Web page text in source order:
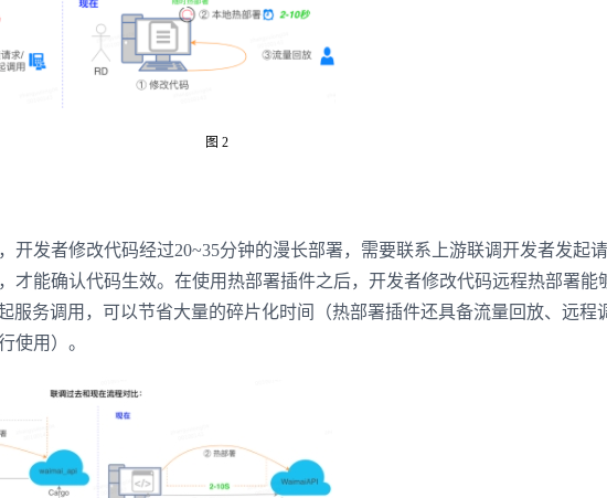
图 2
开发者修改代码经过20~35分钟的漫长部署，需要联系上游联调开发者发起
才能确认代码生效。在使用热部署插件之后，开发者修改代码远程热部署能
服务调用，可以节省大量的碎片化时间（热部署插件还具备流量回放、远程
使用）。